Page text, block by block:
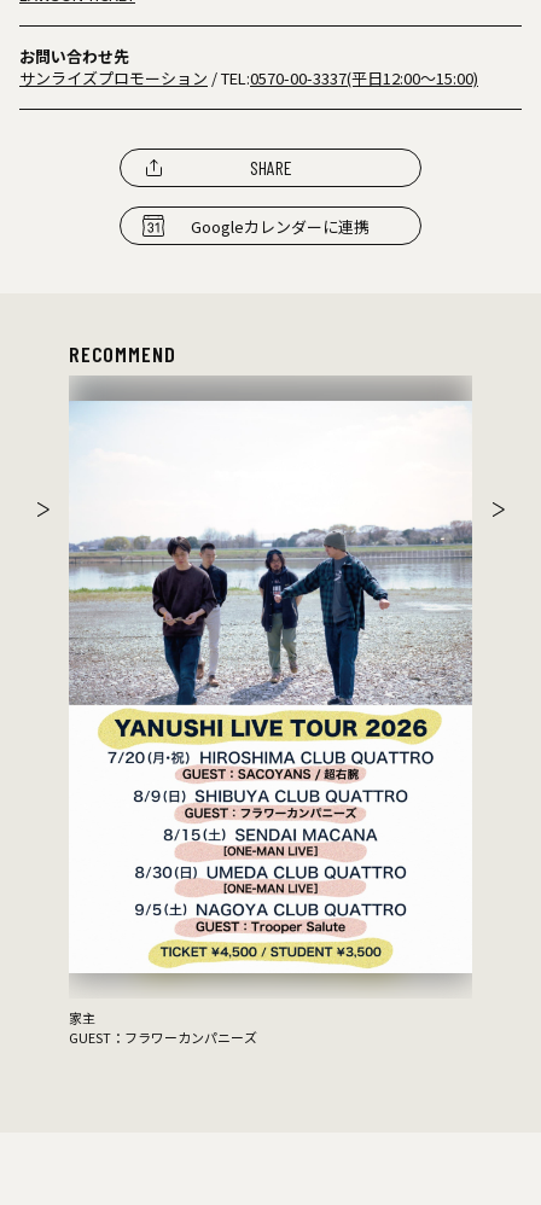
お問い合わせ先
サンライズプロモーション / TEL:0570-00-3337(平日12:00〜15:00)
SHARE
Googleカレンダーに連携
RECOMMEND
家主
GUEST：フラワーカンパニーズ